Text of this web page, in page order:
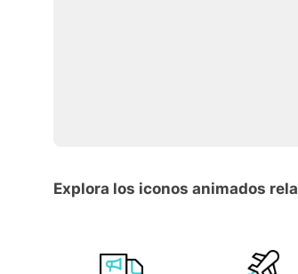
Explora los iconos animados